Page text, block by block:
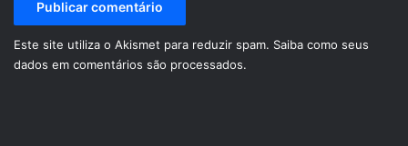
Este site utiliza o Akismet para reduzir spam. Saiba como seus
dados em comentários são processados.